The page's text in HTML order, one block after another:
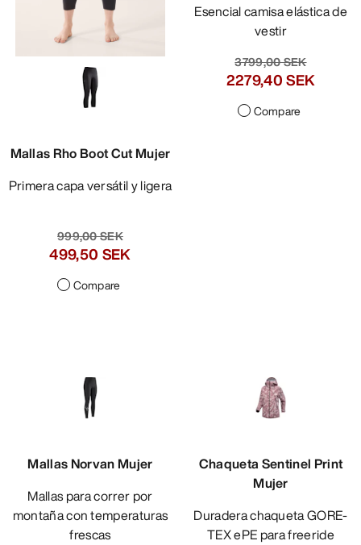
Mallas Rho Boot Cut Mujer
Primera capa versátil y ligera
999,00 SEK
499,50 SEK
Compare
Esencial camisa elástica de
vestir
3799,00 SEK
2279,40 SEK
Compare
Mallas Norvan Mujer
Mallas para correr por
montaña con temperaturas
frescas
Chaqueta Sentinel Print
Mujer
Duradera chaqueta GORE-
TEX ePE para freeride